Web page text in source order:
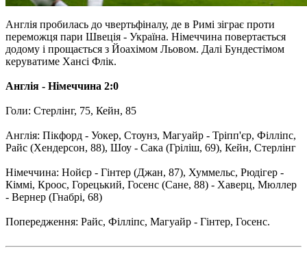
Англія пробилась до чвертьфіналу, де в Римі зіграє проти
переможця пари Швеція - Україна. Німеччина повертається
додому і прощається з Йоахімом Льовом. Далі Бундестімом
керуватиме Хансі Флік.
Англія - ​​Німеччина 2:0
Голи: Стерлінг, 75, Кейн, 85
Англія: Пікфорд - Уокер, Стоунз, Магуайр - Тріпп'єр, Філліпс,
Райс (Хендерсон, 88), Шоу - Сака (Гріліш, 69), Кейн, Стерлінг
Німеччина: Нойєр - Гінтер (Джан, 87), Хуммельс, Рюдігер -
Кіммі, Кроос, Горецький, Госенс ​​(Сане, 88) - Хаверц, Мюллер
- Вернер (Гнабрі, 68)
Попередження: Райс, Філліпс, Магуайр - Гінтер, Госенс.